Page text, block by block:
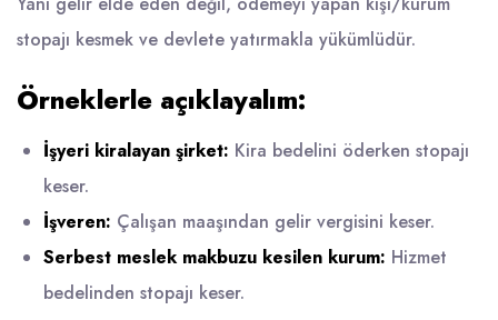
stopajı kesmek ve devlete yatırmakla yükümlüdür.
Örneklerle açıklayalım:
İşyeri kiralayan şirket: Kira bedelini öderken stopajı
keser.
İşveren: Çalışan maaşından gelir vergisini keser.
Serbest meslek makbuzu kesilen kurum: Hizmet
bedelinden stopajı keser.